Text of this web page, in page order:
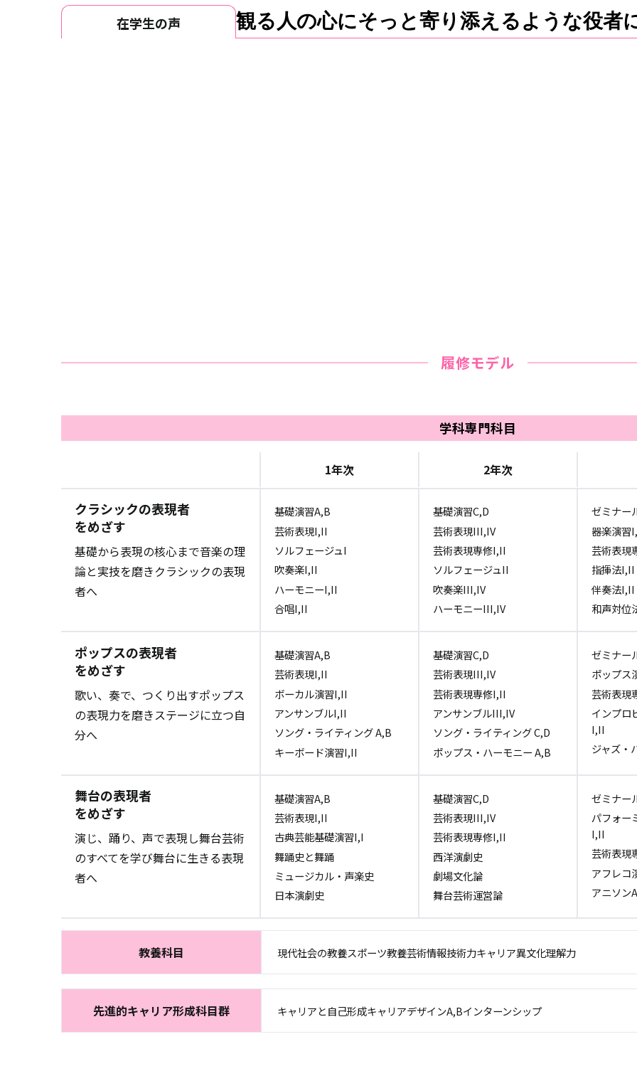
在学生の声 観る人の心にそっと寄り添えるような役者
履修モデル
学科専門科目
1年次 2年次
クラシックの表現者
をめざす
基礎から表現の核心まで音楽の理
論と実技を磨きクラシックの表現
者へ
基礎演習A,B
芸術表現I,II
ソルフェージュI
吹奏楽I,II
ハーモニーI,II
合唱I,II
基礎演習C,D
芸術表現III,IV
芸術表現専修I,II
ソルフェージュII
吹奏楽III,IV
ハーモニーIII,IV
ゼミナー
器楽演習
芸術表現
指揮法I,II
伴奏法I,II
和声対位
ポップスの表現者
をめざす
歌い、奏で、つくり出すポップス
の表現力を磨きステージに立つ自
分へ
基礎演習A,B
芸術表現I,II
ボーカル演習I,II
アンサンブルI,II
ソング・ライティング A,B
キーボード演習I,II
基礎演習C,D
芸術表現III,IV
芸術表現専修I,II
アンサンブルIII,IV
ソング・ライティング C,D
ポップス・ハーモニー A,B
ゼミナー
ポップス
芸術表現
インプロ
I,II
ジャズ・
舞台の表現者
をめざす
演じ、踊り、声で表現し舞台芸術
のすべてを学び舞台に生きる表現
者へ
基礎演習A,B
芸術表現I,II
古典芸能基礎演習I,I
舞踊史と舞踊
ミュージカル・声楽史
日本演劇史
基礎演習C,D
芸術表現III,IV
芸術表現専修I,II
西洋演劇史
劇場文化論
舞台芸術運営論
ゼミナー
パフォー
I,II
芸術表現
アフレコ
アニソン
教養科目 現代社会の教養スポーツ教養芸術情報技術力キャリア異文化理解力
先進的キャリア形成科目群 キャリアと自己形成キャリアデザインA,Bインターンシップ